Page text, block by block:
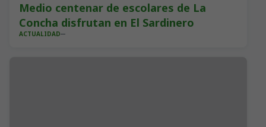
Medio centenar de escolares de La
Concha disfrutan en El Sardinero
ACTUALIDAD